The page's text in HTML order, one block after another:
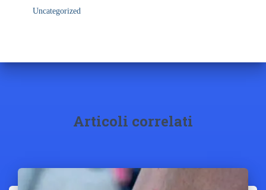
Uncategorized
Articoli correlati